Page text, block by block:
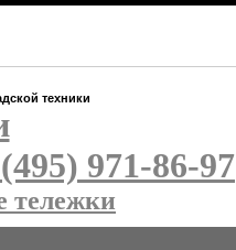
техники
971-86-97
тележки